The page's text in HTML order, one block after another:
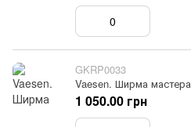
GKRP0033
Vaesen. Ширма мастера
1 050.00 грн